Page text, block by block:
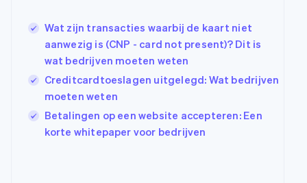
Wat zijn transacties waarbij de kaart niet
aanwezig is (CNP - card not present)? Dit is
wat bedrijven moeten weten
Creditcardtoeslagen uitgelegd: Wat bedrijven
moeten weten
Betalingen op een website accepteren: Een
korte whitepaper voor bedrijven
English简体中文
Ierland
India
English
Italië
Japan
日本語 English